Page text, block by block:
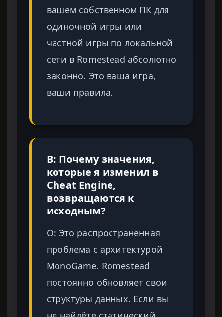
вашем собственном ПК для
одиночной игры или
частной игры по локальной
сети в Romestead абсолютно
законно. Это ваша игра,
ваши правила.
В: Почему значения,
которые я изменил в
Cheat Engine,
возвращаются к
исходным?
О: Это распространённая
проблема с архитектурой
MonoGame. Romestead
постоянно обновляет свои
структуры данных. Если вы